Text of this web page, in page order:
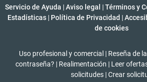
Servicio de Ayuda |Aviso legal |Términos y
Estadísticas | Política de Privacidad |
de cookies
Uso profesional y comercial | Reseña de
contraseña? | Realimentación | Leer
solicitudes |Crear